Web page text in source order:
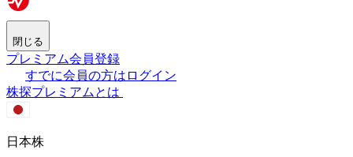
閉じる
プレミアム会員登録
すでに会員の方はログイン
株探プレミアムとは
日本株